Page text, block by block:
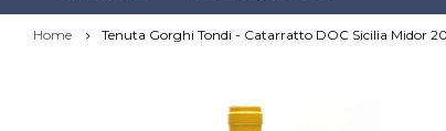
Home Tenuta Gorghi Tondi - Catarratto DOC Sicilia Midor